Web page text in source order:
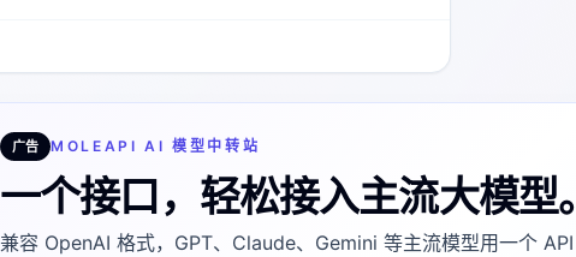
广告 MOLEAPI AI 模型中转站
一个接口，轻松接入主流大模型。
兼容 OpenAI 格式，GPT、Claude、Gemini 等主流模型用一个 API